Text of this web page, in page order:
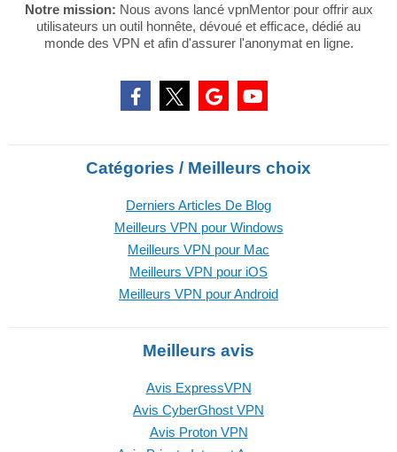
Notre mission: Nous avons lancé vpnMentor pour offrir aux
utilisateurs un outil honnête, dévoué et efficace, dédié au
monde des VPN et afin d'assurer l'anonymat en ligne.
Catégories / Meilleurs choix
Derniers Articles De Blog
Meilleurs VPN pour Windows
Meilleurs VPN pour Mac
Meilleurs VPN pour iOS
Meilleurs VPN pour Android
Meilleurs avis
Avis ExpressVPN
Avis CyberGhost VPN
Avis Proton VPN